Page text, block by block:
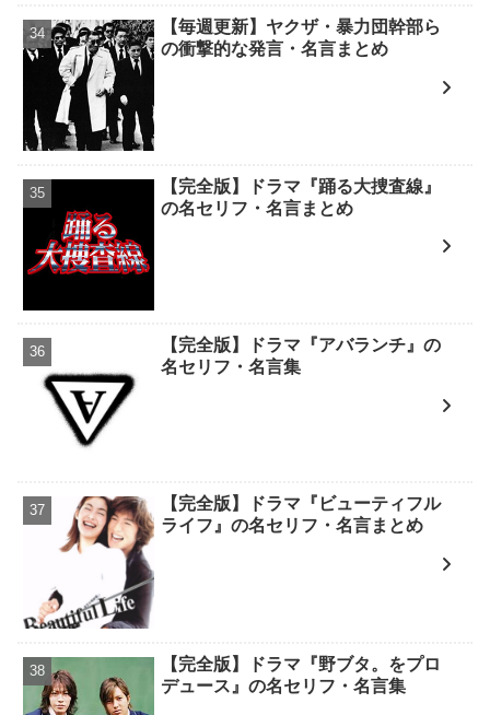
【毎週更新】ヤクザ・暴力団幹部ら
の衝撃的な発言・名言まとめ
【完全版】ドラマ『踊る大捜査線』
の名セリフ・名言まとめ
【完全版】ドラマ『アバランチ』の
名セリフ・名言集
【完全版】ドラマ『ビューティフル
ライフ』の名セリフ・名言まとめ
【完全版】ドラマ『野ブタ。をプロ
デュース』の名セリフ・名言集